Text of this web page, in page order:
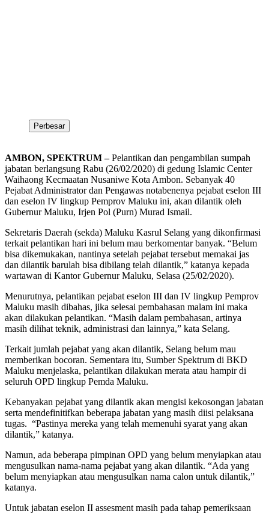
Perbesar
AMBON, SPEKTRUM –Pelantikan dan pengambilan sumpah
jabatan berlangsung Rabu (26/02/2020) di gedung Islamic Center
Waihaong Kecmaatan Nusaniwe Kota Ambon. Sebanyak 40
Pejabat Administrator dan Pengawas notabenenya pejabat eselon III
dan eselon IV lingkup Pemprov Maluku ini, akan dilantik oleh
Gubernur Maluku, Irjen Pol (Purn) Murad Ismail.
Sekretaris Daerah (sekda) Maluku Kasrul Selang yang dikonfirmasi
terkait pelantikan hari ini belum mau berkomentar banyak. “Belum
bisa dikemukakan, nantinya setelah pejabat tersebut memakai jas
dan dilantik barulah bisa dibilang telah dilantik,” katanya kepada
wartawan di Kantor Gubernur Maluku, Selasa (25/02/2020).
Menurutnya, pelantikan pejabat eselon III dan IV lingkup Pemprov
Maluku masih dibahas, jika selesai pembahasan malam ini maka
akan dilakukan pelantikan. “Masih dalam pembahasan, artinya
masih dilihat teknik, administrasi dan lainnya,” kata Selang.
Terkait jumlah pejabat yang akan dilantik, Selang belum mau
memberikan bocoran. Sementara itu, Sumber Spektrum di BKD
Maluku menjelaska, pelantikan dilakukan merata atau hampir di
seluruh OPD lingkup Pemda Maluku.
Kebanyakan pejabat yang dilantik akan mengisi kekosongan jabatan
serta mendefinitifkan beberapa jabatan yang masih diisi pelaksana
tugas. “Pastinya mereka yang telah memenuhi syarat yang akan
dilantik,” katanya.
Namun, ada beberapa pimpinan OPD yang belum menyiapkan atau
mengusulkan nama-nama pejabat yang akan dilantik. “Ada yang
belum menyiapkan atau mengusulkan nama calon untuk dilantik,”
katanya.
Untuk jabatan eselon II assesment masih pada tahap pemeriksaan